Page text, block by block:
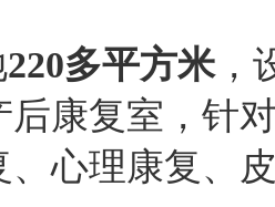
220多平方米，
康复室， 针
心理康复、